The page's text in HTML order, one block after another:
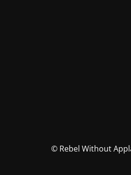
© Rebel Without